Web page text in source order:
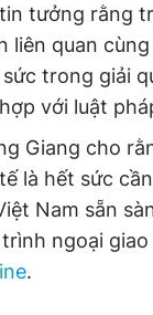
tưởng rằng
liên quan
trong giải
với luật
Giang cho
là hết sức
Nam sẵn
ngoại
.